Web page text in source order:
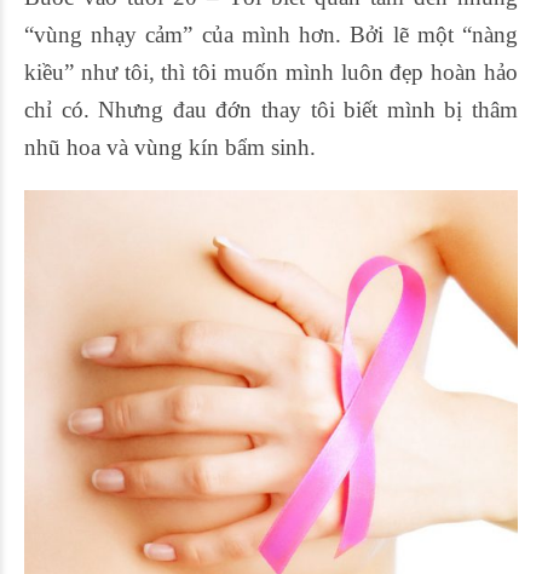
“vùng nhạy cảm” của mình hơn. Bởi lẽ một “nàng
kiều” như tôi, thì tôi muốn mình luôn đẹp hoàn hảo
chỉ có. Nhưng đau đớn thay tôi biết mình bị thâm
nhũ hoa và vùng kín bẩm sinh.